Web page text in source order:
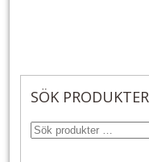
SÖK PRODUKTER